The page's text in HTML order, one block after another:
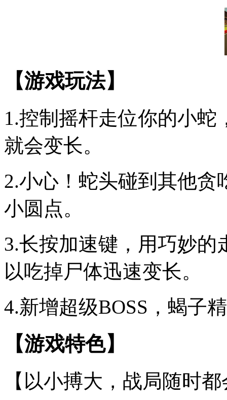
【游戏玩法】
1.控制摇杆走位你的小
就会变长。
2.小心！蛇头碰到其他
小圆点。
3.长按加速键，用巧妙
以吃掉尸体迅速变长。
4.新增超级BOSS，蝎子
【游戏特色】
【以小搏大，战局随时